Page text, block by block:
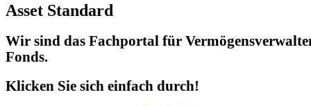
Asset Standard
Wir sind das Fachportal für
Fonds.
Klicken Sie sich einfach durch!